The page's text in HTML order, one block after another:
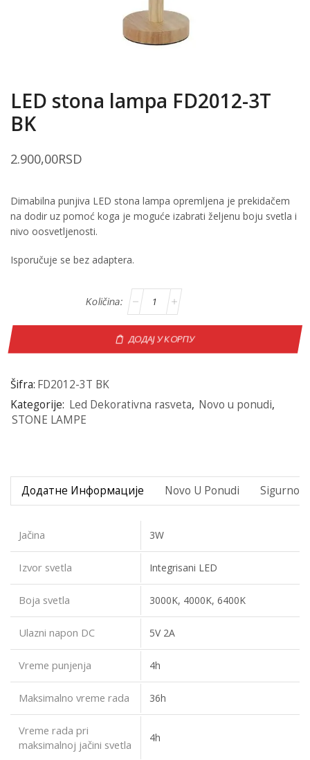
LED stona lampa FD2012-3T
BK
2.900,00RSD
Dimabilna punjiva LED stona lampa opremljena je prekidačem
na dodir uz pomoć koga je moguće izabrati željenu boju svetla i
nivo oosvetljenosti.
Isporučuje se bez adaptera.
ДОДАЈ У КОРПУ
Šifra: FD2012-3T BK
Kategorije: Led Dekorativna rasveta, Novo u ponudi,
STONE LAMPE
Додатне Информације Novo U Ponudi Sigurno
Jačina 3W
Izvor svetla Integrisani LED
Boja svetla 3000K, 4000K, 6400K
Ulazni napon DC 5V 2A
Vreme punjenja 4h
Maksimalno vreme rada 36h
Vreme rada pri
maksimalnoj jačini svetla
4h